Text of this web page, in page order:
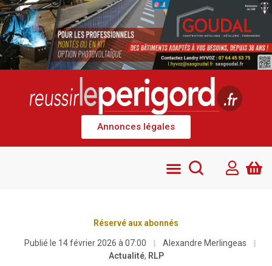
Annonces légales
Réservé aux abonnés
Publié le 14 février 2026 à 07:00
Alexandre Merlingeas
Actualité, RLP